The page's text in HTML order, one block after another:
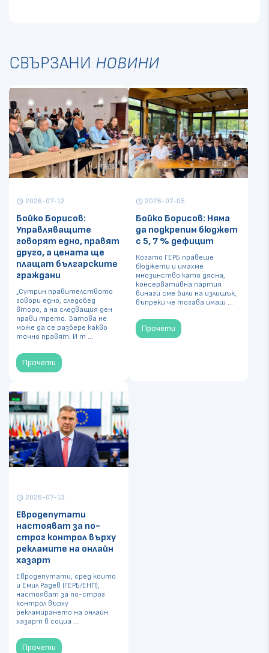
СВЪРЗАНИ НОВИНИ
schedule 2026-07-12
Бойко Борисов:
Управляващите
говорят едно, правят
друго, а цената ще
плащат българските
граждани
„Сутрин правителството
говори едно, следобед
второ, а на следващия ден
прави трето. Затова не
може да се разбере какво
точно правят. И т ...
Прочети
schedule 2026-07-05
Бойко Борисов: Няма
да подкрепим бюджет
с 5, 7 % дефицит
Когато ГЕРБ правеше
бюджети и имахме
мнозинство като дясна,
консервативна партия
винаги сме били на излишък,
въпреки че тогава имаш ...
Прочети
schedule 2026-07-13
Евродепутати
настояват за по-
строг контрол върху
рекламите на онлайн
хазарт
Евродепутати, сред които
и Емил Радев (ГЕРБ/ЕНП),
настояват за по-строг
контрол върху
рекламирането на онлайн
хазарт в социа ...
Прочети